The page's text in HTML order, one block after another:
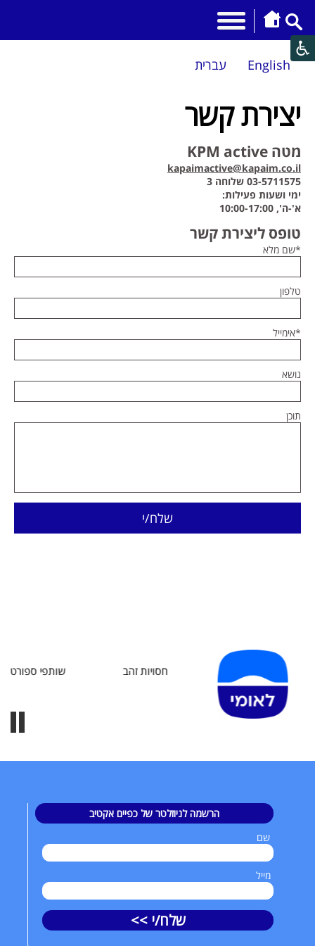
English עברית
יצירת קשר
מטה KPM active
kapaimactive@kapaim.co.il
03-5711575 שלוחה 3
ימי ושעות פעילות:
א'-ה', 10:00-17:00
טופס ליצירת קשר
*שם מלא
טלפון
*אימייל
נושא
תוכן
חסויות זהב שותפי ספורט
הרשמה לניוזלטר של כפיים אקטיב
שם
מייל
שלח/י >>